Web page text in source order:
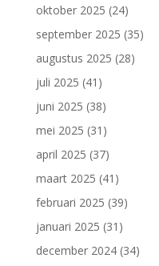
oktober 2025 (24)
september 2025 (35)
augustus 2025 (28)
juli 2025 (41)
juni 2025 (38)
mei 2025 (31)
april 2025 (37)
maart 2025 (41)
februari 2025 (39)
januari 2025 (31)
december 2024(34)